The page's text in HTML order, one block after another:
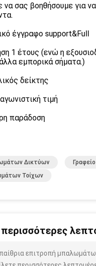
να σας βοηθήσουμε για
έγγραφο support&Full
1 έτους (ενώ η
εμπορικά σήματα.)
δείκτης
τιμή
παράδοση
Δικτύων
Τοίχων
επιτροπή